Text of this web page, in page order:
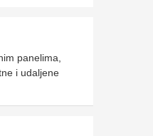
panelima,
i udaljene